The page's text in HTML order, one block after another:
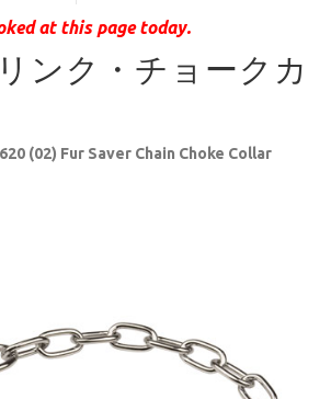
at this page today.
ンク・チョークカ
(02) Fur Saver Chain Choke Collar